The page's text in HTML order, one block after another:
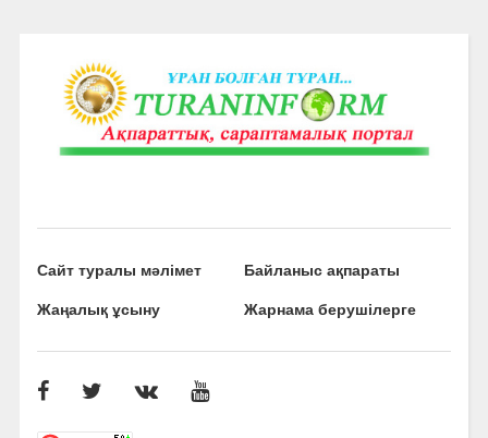
Сайт туралы мәлімет Байланыс ақпараты
Жаңалық ұсыну Жарнама берушілерге